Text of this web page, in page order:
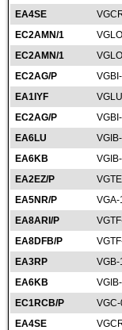
EA4SE
EC2AMN/1
EC2AMN/1
EC2AG/P
EA1IYF
EC2AG/P
EA6LU
EA6KB
EA2EZ/P
EA5NR/P
EA8ARI/P
EA8DFB/P
EA3RP
EA6KB
EC1RCB/P
EA4SE